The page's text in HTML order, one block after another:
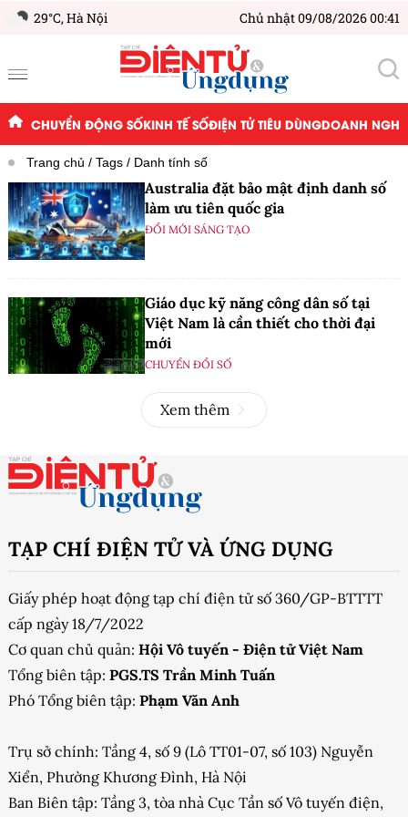
29°C,Hà Nội Chủ nhật 09/08/2026 00:41
CHUYỂN ĐỘNG SỐKINH TẾ SỐĐIỆN TỬ TIÊU DÙNGDOANH
Trang chủ Tags Danh tính số
Australia đặt bảo mật định danh số
làm ưu tiên quốc gia
ĐỔI MỚI SÁNG TẠO
Giáo dục kỹ năng công dân số tại
Việt Nam là cần thiết cho thời đại
mới
CHUYỂN ĐỔI SỐ
Xem thêm
TẠP CHÍ ĐIỆN TỬ VÀ ỨNG DỤNG
Giấy phép hoạt động tạp chí điện tử số 360/GP-BTTTT
cấp ngày 18/7/2022
Cơ quan chủ quản: Hội Vô tuyến - Điện tử Việt Nam
Tổng biên tập: PGS.TS Trần Minh Tuấn
Phó Tổng biên tập: Phạm Văn Anh
Trụ sở chính: Tầng 4, số 9 (Lô TT01-07, số 103) Nguyễn
Xiển, Phường Khương Đình, Hà Nội
Ban Biên tập: Tầng 3, tòa nhà Cục Tần số Vô tuyến điện,